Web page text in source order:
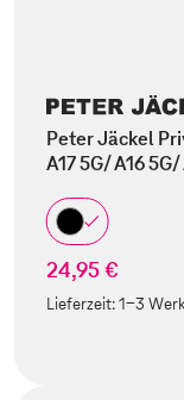
Peter Jäckel
A17 5G/ A16
24,95 €
Lieferzeit:1-3